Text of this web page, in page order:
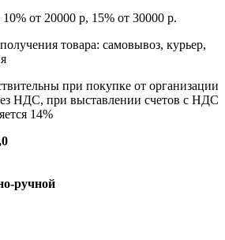
от 20000 р, 15% от 30000 р.
товара: самовывоз, курьер,
при покупке от организации
НДС, при выставлении счетов с НДС
14%
ручной